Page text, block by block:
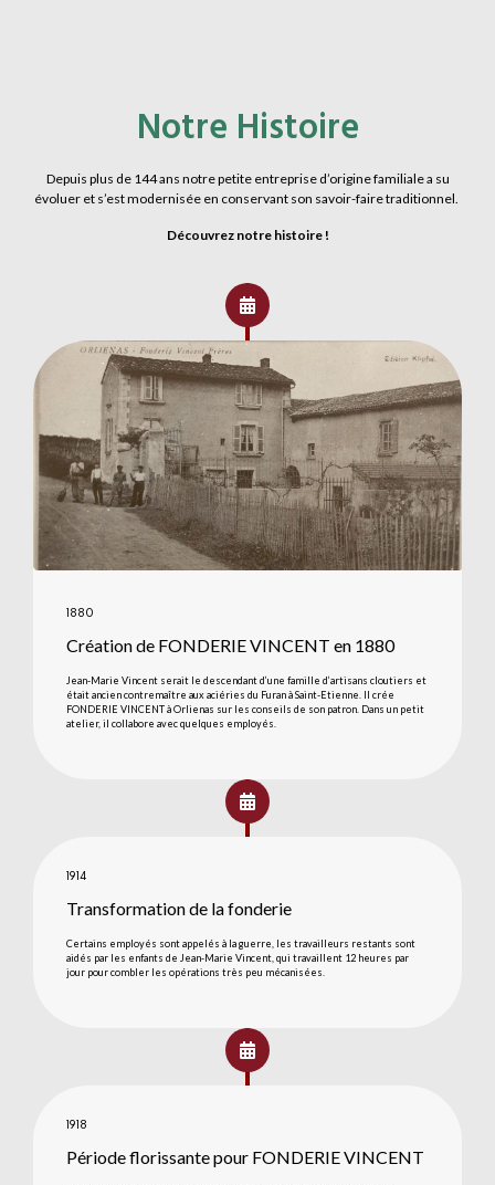
Notre Histoire
Depuis plus de 144 ans notre petite entreprise d’origine familiale a su
évoluer et s’est modernisée en conservant son savoir-faire traditionnel.
Découvrez notre histoire !
1880
Création de FONDERIE VINCENT en 1880
Jean-Marie Vincent serait le descendant d’une famille d’artisans cloutiers et
était ancien contremaître aux aciéries du Furan à Saint-Etienne. Il crée
FONDERIE VINCENT à Orlienas sur les conseils de son patron. Dans un petit
atelier, il collabore avec quelques employés.
1914
Transformation de la fonderie
Certains employés sont appelés à la guerre, les travailleurs restants sont
aidés par les enfants de Jean-Marie Vincent, qui travaillent 12 heures par
jour pour combler les opérations très peu mécanisées.
1918
Période florissante pour FONDERIE VINCENT